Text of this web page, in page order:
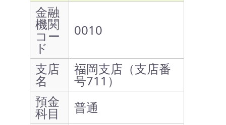
金融
機関
コー
ド
0010
支店
名
福岡支店（支店番
号711）
預金
科目
普通